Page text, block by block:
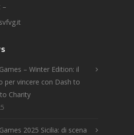
–
– Winter Edition: il
per vincere con Dash to
Charity
2025 Sicilia: di scena